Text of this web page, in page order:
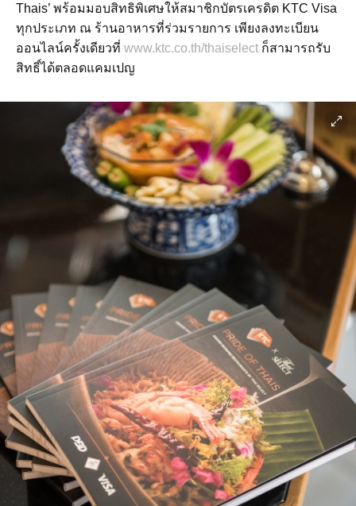
Thais’ พร้อมมอบสิทธิพิเศษให้สมาชิกบัตรเครดิต KTC Visa
ทุกประเภท ณ ร้านอาหารที่ร่วมรายการ เพียงลงทะเบียน
ออนไลน์ครั้งเดียวที่ www.ktc.co.th/thaiselect ก็สามารถรับ
สิทธิ์ได้ตลอดแคมเปญ